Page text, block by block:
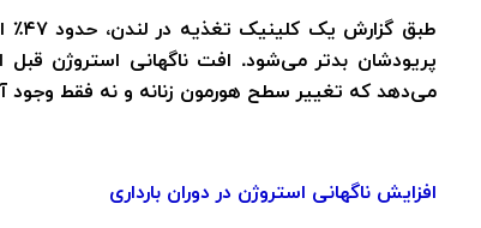
پریودشان بدتر می‌شود. افت ناگهانی استروژن
می‌دهد که تغییر سطح هورمون زنانه و نه فقط وجود
افزایش ناگهانی استروژن در دوران بارداری